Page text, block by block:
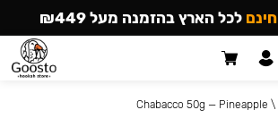
\
Chabacco 50g — Pineapple
חינם לכל הארץ בהזמנה מעל ₪449